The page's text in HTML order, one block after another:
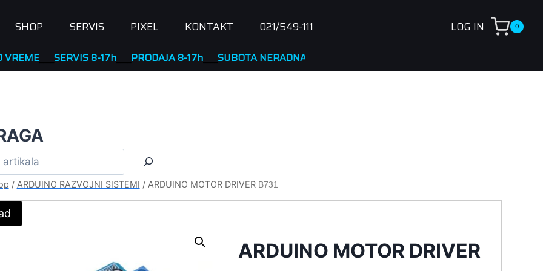
SHOP SERVIS PIXEL KONTAKT 021/549-111 LOG IN 0
____SERVIS 8-17h____PRODAJA 8-17h____SUBOTA NERADNA
/ ARDUINO RAZVOJNI SISTEMI / ARDUINO MOTOR DRIVERB731
ARDUINO MOTOR DRIVER